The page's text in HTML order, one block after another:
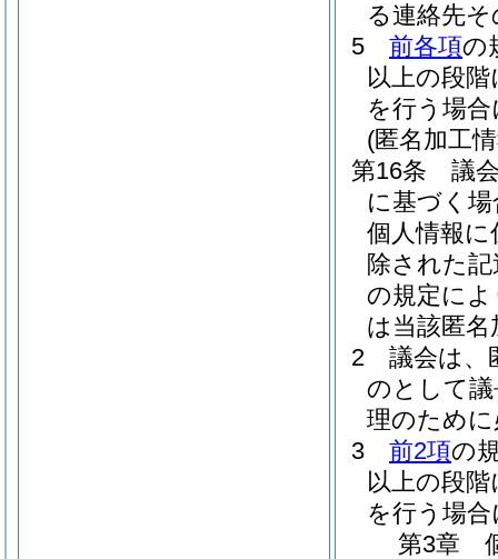
る連絡先
5
前各項の
以上の段
を行う場
(匿名加工
第16条
議
に基づく
個人情報
除された
の規定に
は当該匿
2
議会は、
のとして
理のため
3
前2項の
以上の段
を行う場
第3章